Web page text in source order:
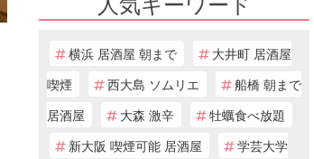
横浜 居酒屋 朝まで
大井町 居酒屋
喫煙
西大島 ソムリエ
船橋 朝まで
居酒屋
大森 激辛
牡蠣食べ放題
新大阪 喫煙可能 居酒屋
学芸大学